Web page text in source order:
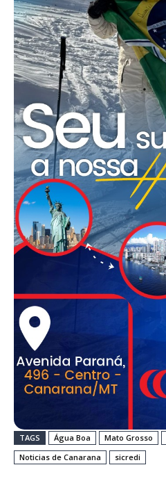
TAGS Água Boa Mato Grosso
Noticias de Canarana
sicredi